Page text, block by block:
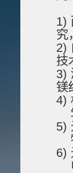
1)
究
2)
技
3)
镁
4)
5)
6)